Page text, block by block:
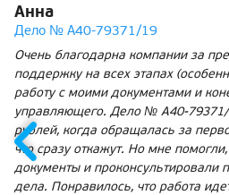
Анна
Дело № А40-79371/19
Очень благодарна компании за
поддержку на всех этапах
работу с моими документами и
управляющего. Дело № А40-79371/
рублей, когда обращалась за
что сразу откажут. Но мне
документы и проконсультировали
дела. Понравилось, что работа